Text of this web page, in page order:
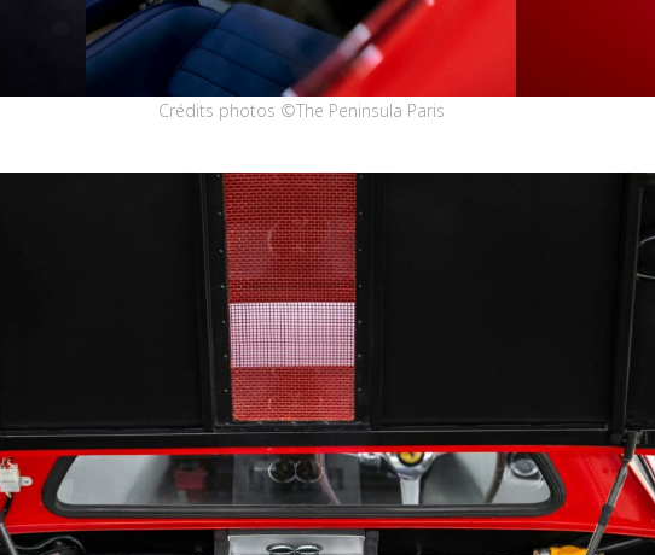
Crédits photos ©The Peninsula Paris